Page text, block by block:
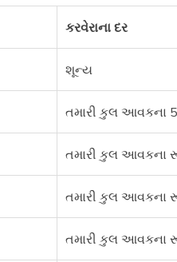
કરવેરાના દર
શૂન્ય
તમારી કુલ આવકના
તમારી કુલ આવકના
તમારી કુલ આવકના
તમારી કુલ આવકના